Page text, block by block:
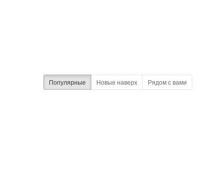
Популярные Новые наверх Рядом с вами